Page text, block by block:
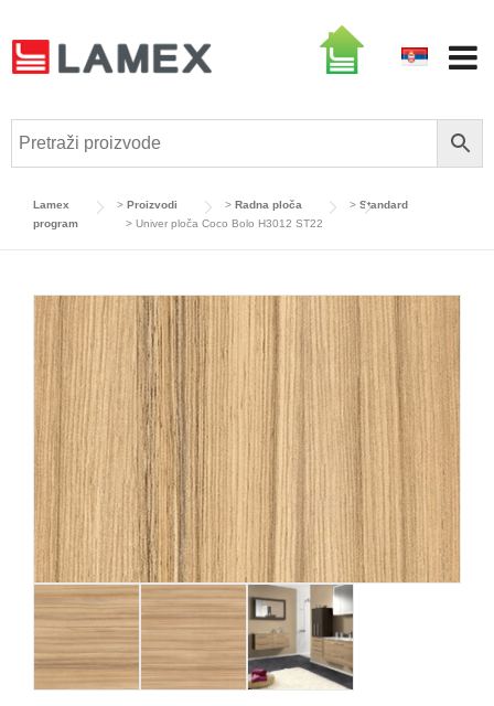
to
content
Lamex > Proizvodi > Radna ploča > Standard
program
> Univer ploča Coco Bolo H3012 ST22